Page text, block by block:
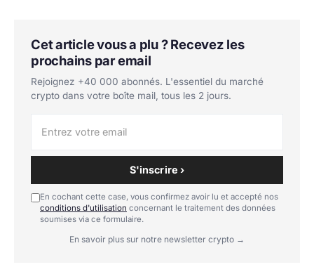
Cet article vous a plu ? Recevez les
prochains par email
Rejoignez +40 000 abonnés. L'essentiel du marché
crypto dans votre boîte mail, tous les 2 jours.
S'inscrire ›
En cochant cette case, vous confirmez avoir lu et accepté nos
conditions d'utilisation concernant le traitement des données
soumises via ce formulaire.
En savoir plus sur notre newsletter crypto →